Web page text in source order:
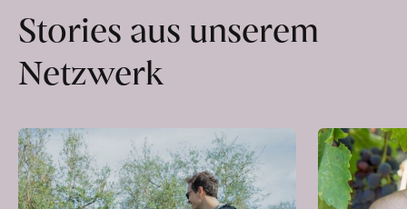
Stories aus unserem
Netzwerk